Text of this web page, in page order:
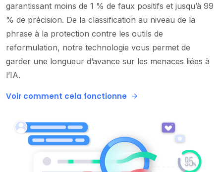
garantissant moins de 1 % de faux positifs et jusqu’à 99
% de précision. De la classification au niveau de la
phrase à la protection contre les outils de
reformulation, notre technologie vous permet de
garder une longueur d’avance sur les menaces liées à
l’IA.
Voir comment cela fonctionne